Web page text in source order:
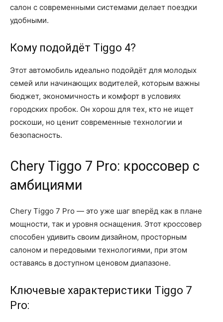
салон с современными системами делает поездки
удобными.
Кому подойдёт Tiggo 4?
Этот автомобиль идеально подойдёт для молодых
семей или начинающих водителей, которым важны
бюджет, экономичность и комфорт в условиях
городских пробок. Он хорош для тех, кто не ищет
роскоши, но ценит современные технологии и
безопасность.
Chery Tiggo 7 Pro: кроссовер с
амбициями
Chery Tiggo 7 Pro — это уже шаг вперёд как в плане
мощности, так и уровня оснащения. Этот кроссовер
способен удивить своим дизайном, просторным
салоном и передовыми технологиями, при этом
оставаясь в доступном ценовом диапазоне.
Ключевые характеристики Tiggo 7
Pro: